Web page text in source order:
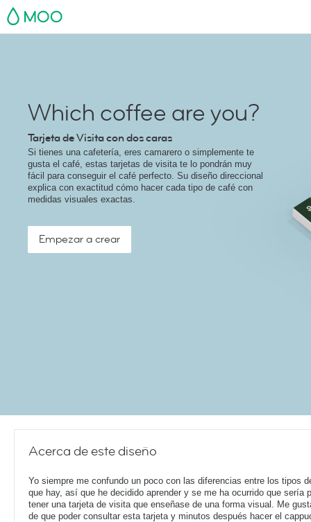
MOO
Which coffee are you?
Tarjeta de Visita con dos caras
Si tienes una cafetería, eres camarero o simplemente te
gusta el café, estas tarjetas de visita te lo pondrán muy
fácil para conseguir el café perfecto. Su diseño direccional
explica con exactitud cómo hacer cada tipo de café con
medidas visuales exactas.
Empezar a crear
Acerca de este diseño
Yo siempre me confundo un poco con las diferencias entre los tipos
que hay, así que he decidido aprender y se me ha ocurrido que sería
tener una tarjeta de visita que enseñase de una forma visual. Me
de que poder consultar esta tarjeta y minutos después hacer el